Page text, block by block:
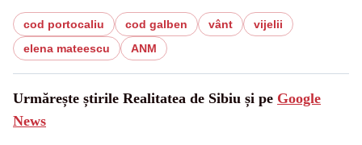
cod portocaliu cod galben vânt
vijelii
elena mateescu
ANM
Urmărește știrile Realitatea de Sibiu și pe Google
News